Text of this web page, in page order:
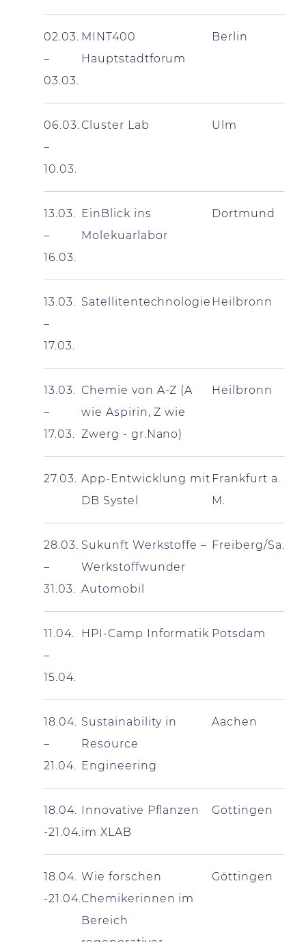
02.03.
–
03.03.
MINT400
Hauptstadtforum
Berlin
06.03.
–
10.03.
Cluster Lab Ulm
13.03.
–
16.03.
EinBlick ins
Molekuarlabor
Dortmund
13.03.
–
17.03.
Satellitentechnologie Heilbronn
13.03.
–
17.03.
Chemie von A-Z (A
wie Aspirin, Z wie
Zwerg - gr.Nano)
Heilbronn
27.03. App-Entwicklung mit
DB Systel
Frankfurt a.
M.
28.03.
–
31.03.
Sukunft Werkstoffe –
Werkstoffwunder
Automobil
Freiberg/Sa.
11.04.
–
15.04.
HPI-Camp Informatik Potsdam
18.04.
–
21.04.
Sustainability in
Resource
Engineering
Aachen
18.04.
-21.04.
Innovative Pflanzen
im XLAB
Göttingen
18.04.
-21.04.
Wie forschen
Chemikerinnen im
Bereich
Göttingen